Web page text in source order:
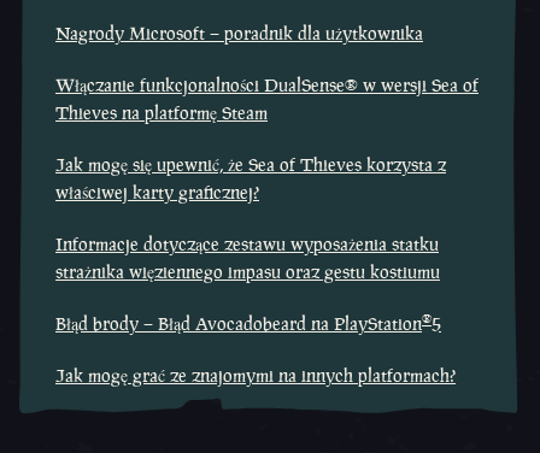
Nagrody Microsoft – poradnik dla użytkownika
Włączanie funkcjonalności DualSense® w wersji Sea of
Thieves na platformę Steam
Jak mogę się upewnić, że Sea of Thieves korzysta z
właściwej karty graficznej?
Informacje dotyczące zestawu wyposażenia statku
strażnika więziennego impasu oraz gestu kostiumu
Błąd brody – Błąd Avocadobeard na PlayStation®5
Jak mogę grać ze znajomymi na innych platformach?